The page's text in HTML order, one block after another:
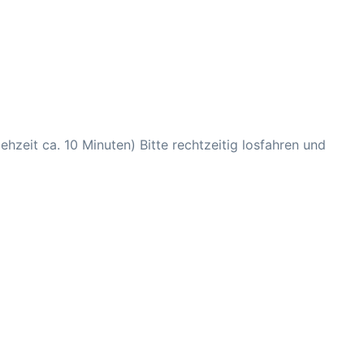
ca. 10 Minuten) Bitte rechtzeitig losfahren und